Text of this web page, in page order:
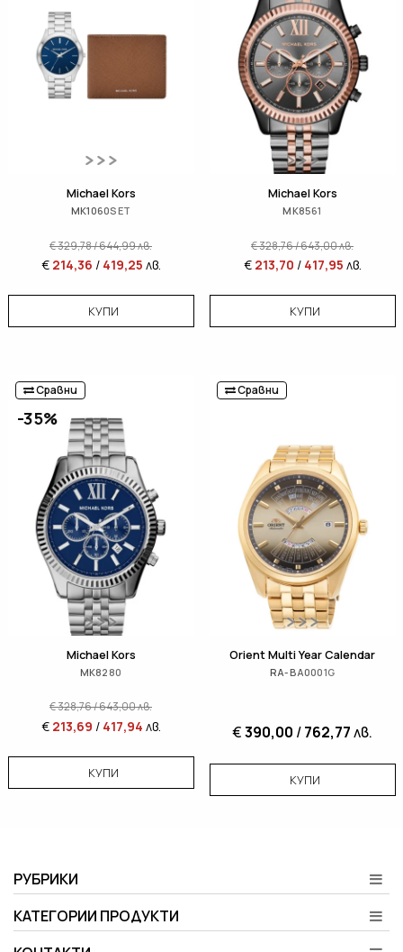
Michael Kors
MK1060SET
€329,78/644,99лв.
€ 214,36 / 419,25 лв.
КУПИ
Michael Kors
MK8561
€328,76/643,00лв.
€ 213,70 / 417,95 лв.
КУПИ
Сравни
-35%
Michael Kors
MK8280
€328,76/643,00лв.
€ 213,69 / 417,94 лв.
КУПИ
Сравни
Orient Multi Year Calendar
RA-BA0001G
€390,00 /762,77лв.
КУПИ
РУБРИКИ
КАТЕГОРИИ ПРОДУКТИ